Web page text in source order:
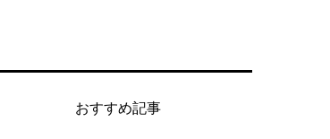
おすすめ記事